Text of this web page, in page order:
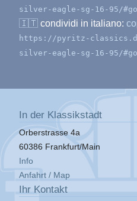
silver-eagle-sg-16-95/
🇮🇹 condividi in italiano:
https://pyritz-
silver-eagle-sg-16-95/
In der Klassikstadt
Orberstrasse 4a
60386 Frankfurt/Main
Info
Anfahrt / Map
Ihr Kontakt